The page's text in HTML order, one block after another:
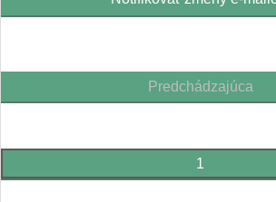
Predchádzajúca
1